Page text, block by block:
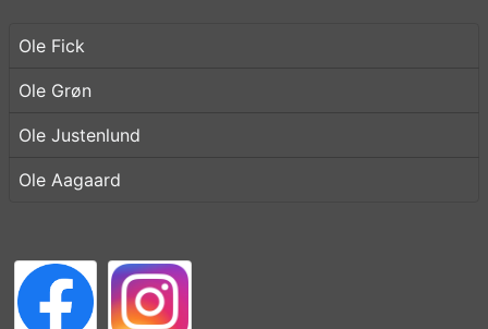
Ole Fick
Ole Grøn
Ole Justenlund
Ole Aagaard